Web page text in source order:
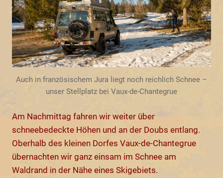
Auch in französischem Jura liegt noch reichlich Schnee –
unser Stellplatz bei Vaux-de-Chantegrue
Am Nachmittag fahren wir weiter über
schneebedeckte Höhen und an der Doubs entlang.
Oberhalb des kleinen Dorfes Vaux-de-Chantegrue
übernachten wir ganz einsam im Schnee am
Waldrand in der Nähe eines Skigebiets.